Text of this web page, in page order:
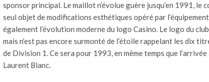
sponsor principal. Le maillot n’évolue guère jusqu’en 1991, le
seul objet de modifications esthétiques opéré par
également l’évolution moderne du logo Casino. Le logo du
mais n’est pas encore surmonté de l’étoile rappelant les dix
de Division 1. Ce sera pour 1993, en même temps que l’arrivée
Laurent Blanc.